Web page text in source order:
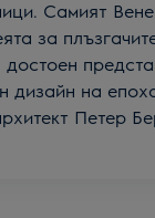
Самият
за
дизайн на
Петер